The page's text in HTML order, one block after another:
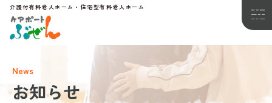
介護付有料老人ホーム・住宅型有料老人ホーム
News
お知らせ